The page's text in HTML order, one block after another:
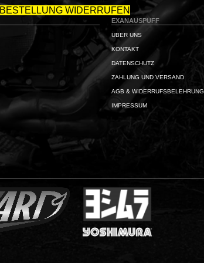
BESTELLUNG WIDERRUFEN
EXANAUSPUFF
ÜBER UNS
KONTAKT
DATENSCHUTZ
ZAHLUNG UND VERSAND
AGB & WIDERRUFSBELEHRUNG
IMPRESSUM